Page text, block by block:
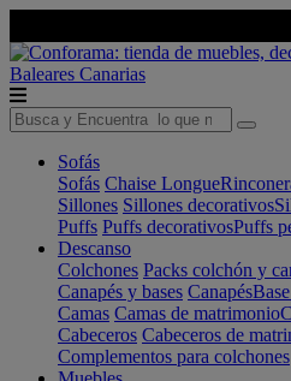
Baleares Canarias
Sofás
Sofás Chaise Longue
Sillones Sillones decorativos
Puffs Puffs decorativosPuffs
Descanso
Colchones Packs colchón y
Canapés y bases Canapés
Camas Camas de matrimonio
Cabeceros Cabeceros de
Complementos para colchones